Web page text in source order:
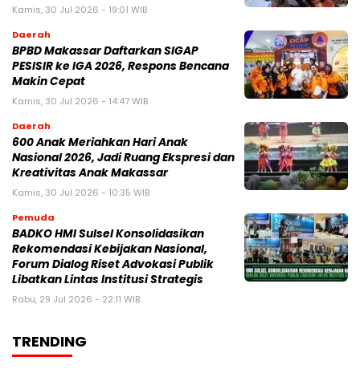
Kamis, 30 Jul 2026 - 19:01 WIB
Daerah
BPBD Makassar Daftarkan SIGAP
PESISIR ke IGA 2026, Respons Bencana
Makin Cepat
Kamis, 30 Jul 2026 - 14:47 WIB
Daerah
600 Anak Meriahkan Hari Anak
Nasional 2026, Jadi Ruang Ekspresi dan
Kreativitas Anak Makassar
Kamis, 30 Jul 2026 - 10:35 WIB
Pemuda
BADKO HMI Sulsel Konsolidasikan
Rekomendasi Kebijakan Nasional,
Forum Dialog Riset Advokasi Publik
Libatkan Lintas Institusi Strategis
Rabu, 29 Jul 2026 - 22:11 WIB
TRENDING